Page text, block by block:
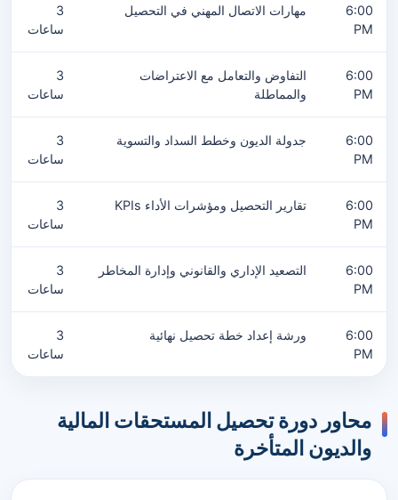
6:00
PM
مهارات الاتصال المهني في التحصيل
3
ساعات
6:00
PM
التفاوض والتعامل مع الاعتراضات
والمماطلة
3
ساعات
6:00
PM
جدولة الديون وخطط السداد والتسوية
3
ساعات
6:00
PM
تقارير التحصيل ومؤشرات الأداء KPIs
3
ساعات
6:00
PM
التصعيد الإداري والقانوني وإدارة المخاطر
3
ساعات
6:00
PM
ورشة إعداد خطة تحصيل نهائية
3
ساعات
محاور دورة تحصيل المستحقات المالية
والديون المتأخرة